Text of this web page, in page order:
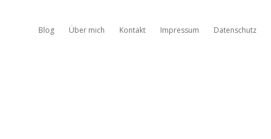
Blog Über mich Kontakt Impressum Datenschutz